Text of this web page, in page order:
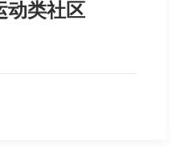
动类社区